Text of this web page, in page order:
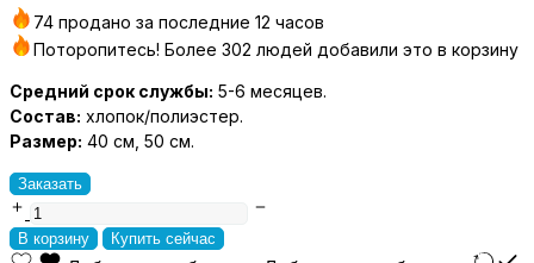
74 продано за последние 12 часов
Поторопитесь! Более 302 людей добавили это в корзину
Средний срок службы: 5-6 месяцев.
Состав: хлопок/полиэстер.
Размер: 40 см, 50 см.
Заказать
MH
–
моп
В корзину Купить сейчас